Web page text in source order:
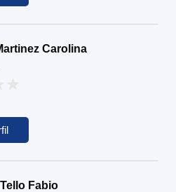
Carolina
Fabio